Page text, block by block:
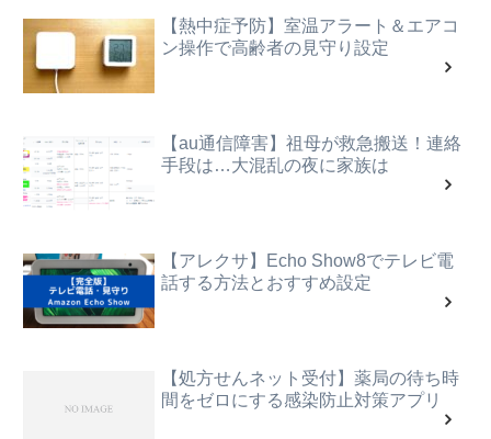
【熱中症予防】室温アラート＆エアコ
ン操作で高齢者の見守り設定
【au通信障害】祖母が救急搬送！連絡
手段は…大混乱の夜に家族は
【アレクサ】Echo Show8でテレビ電
話する方法とおすすめ設定
【処方せんネット受付】薬局の待ち時
間をゼロにする感染防止対策アプリ